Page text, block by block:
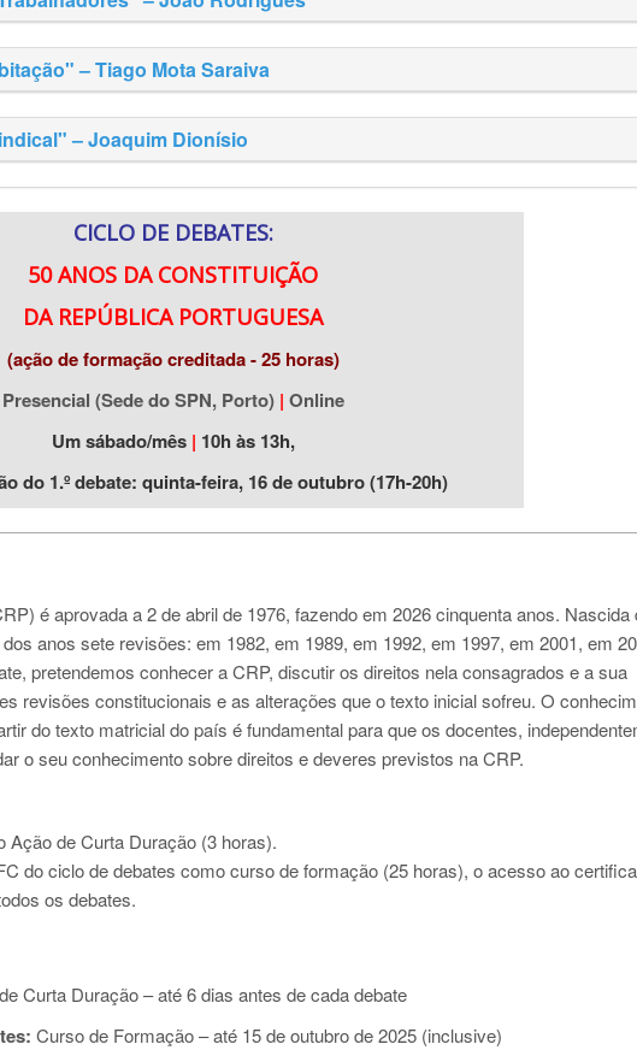
– Tiago Mota Saraiva
– Joaquim Dionísio
CICLO DE DEBATES:
50 ANOS DA CONSTITUIÇÃO
DA REPÚBLICA PORTUGUESA
(ação de formação creditada - 25 horas)
Presencial (Sede do SPN, Porto) | Online
Um sábado/mês | 10h às 13h,
do 1.º debate: quinta-feira, 16 de outubro (17h-20h)
é aprovada a 2 de abril de 1976, fazendo em 2026 cinquenta anos. Nascida
anos sete revisões: em 1982, em 1989, em 1992, em 1997, em 2001, em
pretendemos conhecer a CRP, discutir os direitos nela consagrados e a sua
revisões constitucionais e as alterações que o texto inicial sofreu. O
do texto matricial do país é fundamental para que os docentes,
o seu conhecimento sobre direitos e deveres previstos na CRP.
de Curta Duração (3 horas).
do ciclo de debates como curso de formação (25 horas), o acesso ao
os debates.
Curta Duração – até 6 dias antes de cada debate
Curso de Formação – até 15 de outubro de 2025 (inclusive)